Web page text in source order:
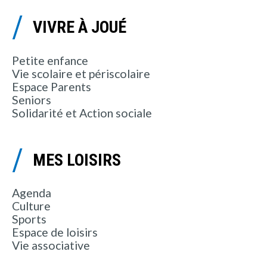
VIVRE À JOUÉ
Petite enfance
Vie scolaire et périscolaire
Espace Parents
Seniors
Solidarité et Action sociale
MES LOISIRS
Agenda
Culture
Sports
Espace de loisirs
Vie associative